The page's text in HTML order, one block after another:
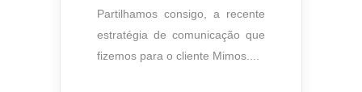
Partilhamos consigo, a recente
estratégia de comunicação que
fizemos para o cliente Mimos....